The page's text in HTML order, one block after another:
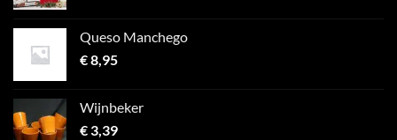
Queso Manchego
€8,95
Wijnbeker
€3,39